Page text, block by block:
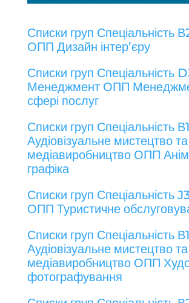
Списки груп Спеціальність
ОПП Дизайн інтер’єру
Списки груп Спеціальність
Менеджмент ОПП
сфері послуг
Списки груп Спеціальність В1
Аудіовізуальне мистецтво та
медіавиробництво ОПП
графіка
Списки груп Спеціальність
ОПП Туристичне
Списки груп Спеціальність В1
Аудіовізуальне мистецтво та
медіавиробництво ОПП
фотографування